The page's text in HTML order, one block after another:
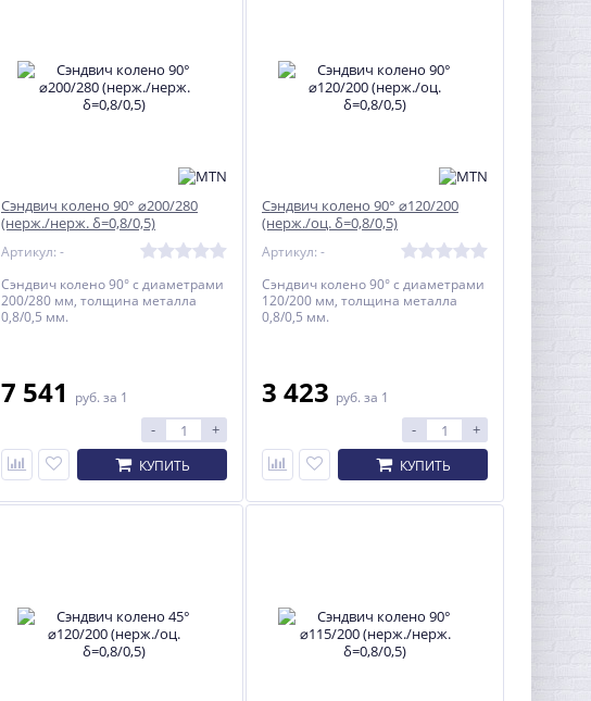
руб.
Сэндвич колено 90° ⌀200/280
(нерж./нерж. δ=0,8/0,5)
Артикул: -
Сэндвич колено 90° с диаметрами
200/280 мм, толщина металла
0,8/0,5 мм.
7 541 руб. за 1
- +
КУПИТЬ
Сэндвич колено 90° ⌀120/200
(нерж./оц. δ=0,8/0,5)
Артикул: -
Сэндвич колено 90° с диаметрами
120/200 мм, толщина металла
0,8/0,5 мм.
3 423 руб. за 1
- +
КУПИТЬ